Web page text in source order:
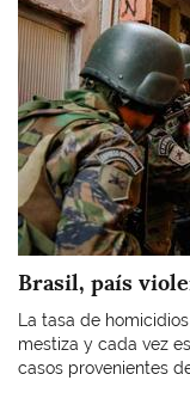
Brasil, país
La tasa de
mestiza y cada vez
casos provenientes de